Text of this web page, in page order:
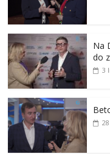
Na
do
3